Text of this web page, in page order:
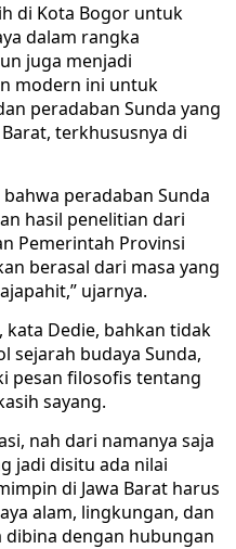
di Kota Bogor untuk
dalam rangka
juga menjadi
modern ini untuk
peradaban Sunda yang
terkhususnya di
peradaban Sunda
hasil penelitian dari
Pemerintah Provinsi
berasal dari masa yang
ujarnya.
Dedie, bahkan tidak
sejarah budaya Sunda,
pesan filosofis tentang
sayang.
nah dari namanya saja
jadi disitu ada nilai
di Jawa Barat harus
alam, lingkungan, dan
dibina dengan hubungan